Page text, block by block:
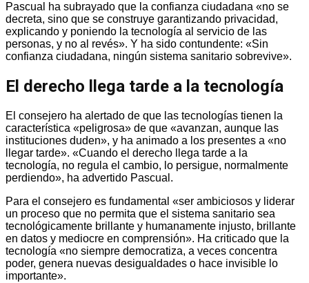
Pascual ha subrayado que la confianza ciudadana «no se
decreta, sino que se construye garantizando privacidad,
explicando y poniendo la tecnología al servicio de las
personas, y no al revés». Y ha sido contundente: «Sin
confianza ciudadana, ningún sistema sanitario sobrevive».
El derecho llega tarde a la tecnología
El consejero ha alertado de que las tecnologías tienen la
característica «peligrosa» de que «avanzan, aunque las
instituciones duden», y ha animado a los presentes a «no
llegar tarde». «Cuando el derecho llega tarde a la
tecnología, no regula el cambio, lo persigue, normalmente
perdiendo», ha advertido Pascual.
Para el consejero es fundamental «ser ambiciosos y liderar
un proceso que no permita que el sistema sanitario sea
tecnológicamente brillante y humanamente injusto, brillante
en datos y mediocre en comprensión». Ha criticado que la
tecnología «no siempre democratiza, a veces concentra
poder, genera nuevas desigualdades o hace invisible lo
importante».